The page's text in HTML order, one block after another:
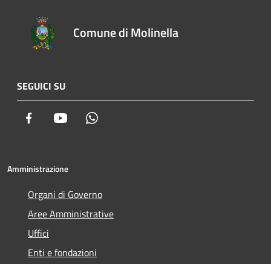
Comune di Molinella
SEGUICI SU
Facebook Youtube
Amministrazione
Organi di Governo
Aree Amministrative
Uffici
Enti e fondazioni